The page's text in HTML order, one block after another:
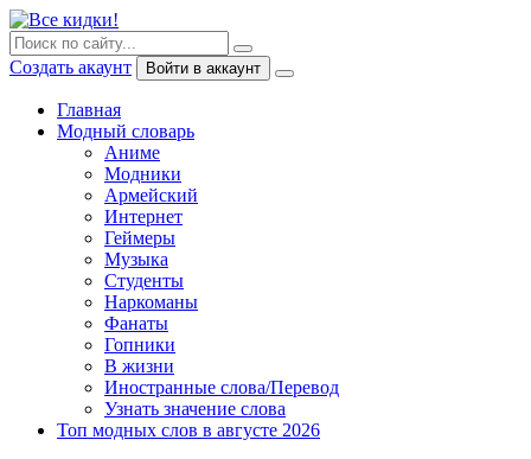
Создать акаунт Войти в аккаунт
Главная
Модный словарь
Аниме
Модники
Армейский
Интернет
Геймеры
Музыка
Студенты
Наркоманы
Фанаты
Гопники
В жизни
Иностранные слова/Перевод
Узнать значение слова
Топ модных слов в августе 2026